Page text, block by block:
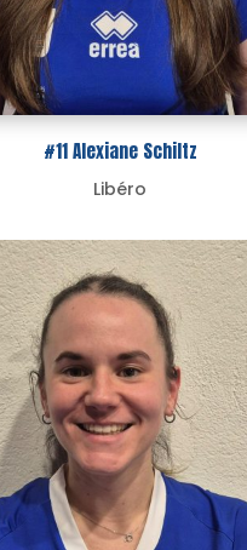
#11 Alexiane Schiltz
Libéro